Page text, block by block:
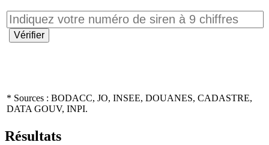
* Sources : BODACC, JO, INSEE, DOUANES, CADASTRE,
DATA GOUV, INPI.
Résultats